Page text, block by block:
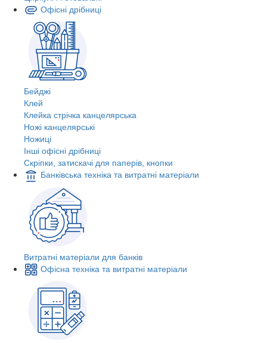
Офісні дрібниці
Бейджі
Клей
Клейка стрічка канцелярська
Ножі канцелярські
Ножиці
Інші офісні дрібниці
Скріпки, затискачі для паперів, кнопки
Банківська техніка та витратні матеріали
Витратні матеріали для банків
Офісна техніка та витратні матеріали